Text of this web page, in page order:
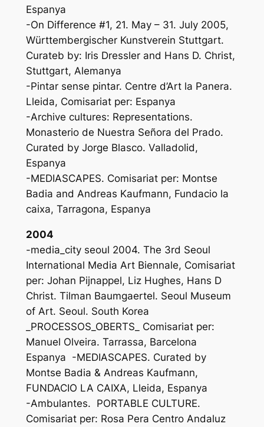
Espanya
-On Difference #1, 21. May – 31. July 2005,
Württembergischer Kunstverein Stuttgart.
Curateb by: Iris Dressler and Hans D. Christ,
Stuttgart, Alemanya
-Pintar sense pintar. Centre d’Art la Panera.
Lleida, Comisariat per: Espanya
-Archive cultures: Representations.
Monasterio de Nuestra Señora del Prado.
Curated by Jorge Blasco. Valladolid,
Espanya
-MEDIASCAPES. Comisariat per: Montse
Badia and Andreas Kaufmann, Fundacio la
caixa, Tarragona, Espanya
2004
-media_city seoul 2004. The 3rd Seoul
International Media Art Biennale, Comisariat
per: Johan Pijnappel, Liz Hughes, Hans D
Christ. Tilman Baumgaertel. Seoul Museum
of Art. Seoul. South Korea
_PROCESSOS_OBERTS_ Comisariat per:
Manuel Olveira. Tarrassa, Barcelona
Espanya -MEDIASCAPES. Curated by
Montse Badia & Andreas Kaufmann,
FUNDACIO LA CAIXA, Lleida, Espanya
-Ambulantes. PORTABLE CULTURE.
Comisariat per: Rosa Pera Centro Andaluz